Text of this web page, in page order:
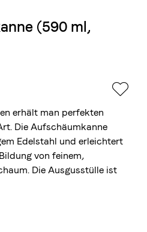
(590 ml,
erhält man perfekten
Die Aufschäumkanne
Edelstahl und erleichtert
von feinem,
Die Ausgusstülle ist